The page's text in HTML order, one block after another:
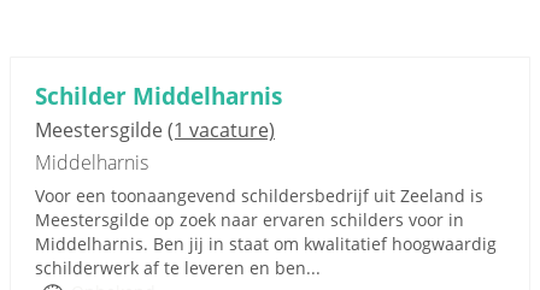
Schilder Middelharnis
Meestersgilde(1 vacature)
Middelharnis
Voor een toonaangevend schildersbedrijf uit Zeeland is
Meestersgilde op zoek naar ervaren schilders voor in
Middelharnis. Ben jij in staat om kwalitatief hoogwaardig
schilderwerk af te leveren en ben...